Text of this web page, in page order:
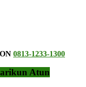
0813-1233-1300
Atun